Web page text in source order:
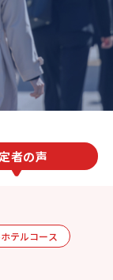
者の声
テルコース